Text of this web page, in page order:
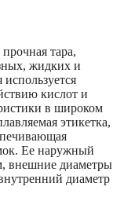
тара,
жидких и
кислот и
в широком
этикетка,
Ее наружный
внешние диаметры
диаметр